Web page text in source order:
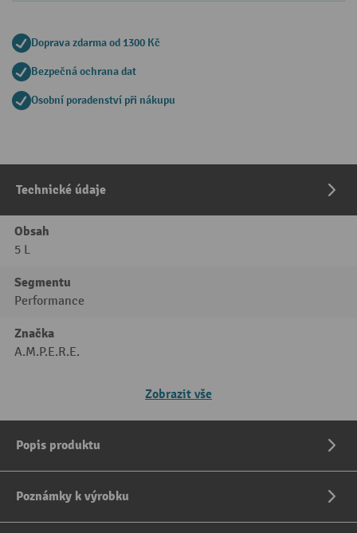
Doprava zdarma od 1300 Kč
Bezpečná ochrana dat
Osobní poradenství při nákupu
Technické údaje
Obsah
5 L
Segmentu
Performance
Značka
A.M.P.E.R.E.
Zobrazit vše
Popis produktu
Poznámky k výrobku